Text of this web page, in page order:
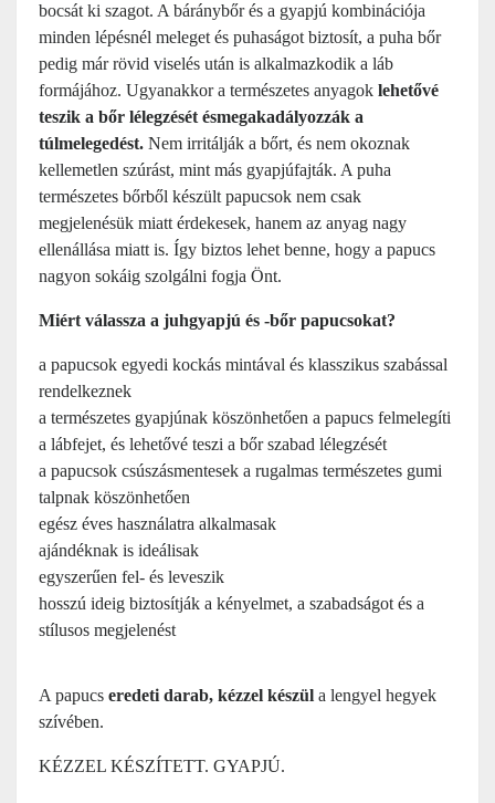
bocsát ki szagot. A báránybőr és a gyapjú kombinációja
minden lépésnél meleget és puhaságot biztosít, a puha bőr
pedig már rövid viselés után is alkalmazkodik a láb
formájához. Ugyanakkor a természetes anyagok lehetővé
teszik a bőr lélegzését ésmegakadályozzák a
túlmelegedést. Nem irritálják a bőrt, és nem okoznak
kellemetlen szúrást, mint más gyapjúfajták. A puha
természetes bőrből készült papucsok nem csak
megjelenésük miatt érdekesek, hanem az anyag nagy
ellenállása miatt is. Így biztos lehet benne, hogy a papucs
nagyon sokáig szolgálni fogja Önt.
Miért válassza a juhgyapjú és -bőr papucsokat?
a papucsok egyedi kockás mintával és klasszikus szabással
rendelkeznek
a természetes gyapjúnak köszönhetően a papucs felmelegíti
a lábfejet, és lehetővé teszi a bőr szabad lélegzését
a papucsok csúszásmentesek a rugalmas természetes gumi
talpnak köszönhetően
egész éves használatra alkalmasak
ajándéknak is ideálisak
egyszerűen fel- és leveszik
hosszú ideig biztosítják a kényelmet, a szabadságot és a
stílusos megjelenést
A papucs eredeti darab, kézzel készül a lengyel hegyek
szívében.
KÉZZEL KÉSZÍTETT. GYAPJÚ.